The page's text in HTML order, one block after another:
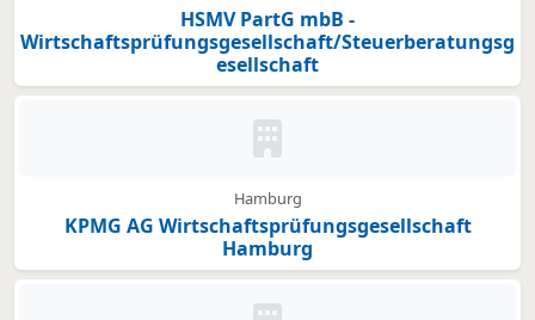
HSMV PartG mbB -
Wirtschaftsprüfungsgesellschaft/Steuerberatungsg
esellschaft
Kein Bild oder Logo hinterlegt
Hamburg
KPMG AG Wirtschaftsprüfungsgesellschaft
Hamburg